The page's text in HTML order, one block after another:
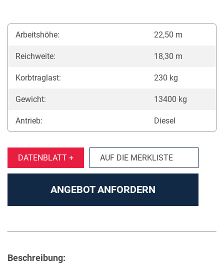
Arbeitshöhe: 22,50 m
Reichweite: 18,30 m
Korbtraglast: 230 kg
Gewicht: 13400 kg
Antrieb: Diesel
DATENBLATT + AUF DIE MERKLISTE
ANGEBOT ANFORDERN
Beschreibung: